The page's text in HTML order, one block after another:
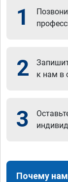
1
2
к нам в
3
Почему